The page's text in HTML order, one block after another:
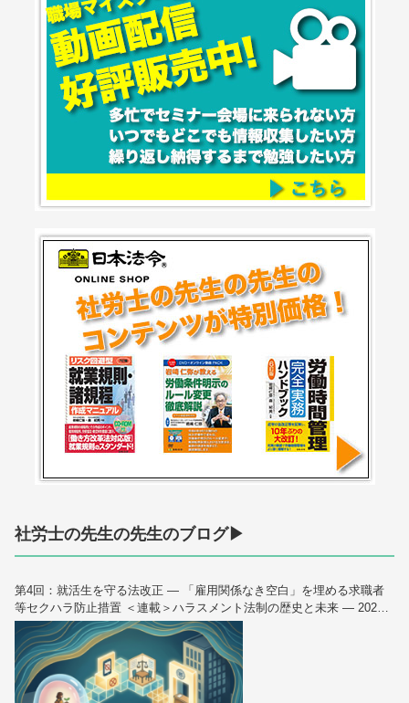
社労士の先生の先生のブログ▶
第4回：就活生を守る法改正 — 「雇用関係なき空白」を埋める求職者
等セクハラ防止措置 ＜連載＞ハラスメント法制の歴史と未来 — 2026
年10月大改正を読み解く（全6回）